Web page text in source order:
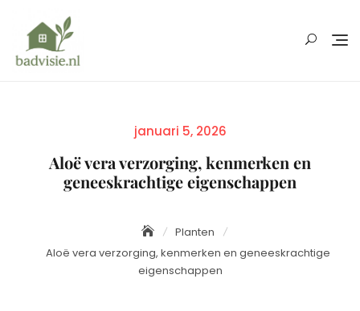
content
Posted
januari 5, 2026
Aloë vera verzorging, kenmerken en
geneeskrachtige eigenschappen
Planten
Aloë vera verzorging, kenmerken en geneeskrachtige
eigenschappen